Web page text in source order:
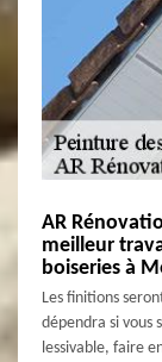
AR
meilleur
boiseries à
Les finitions
dépendra si vous
lessivable, faire